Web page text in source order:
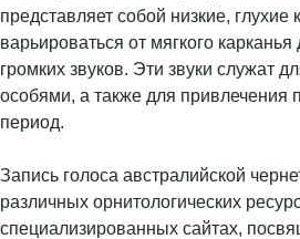
представляет собой низкие, глухие
варьироваться от мягкого
громких звуков. Эти звуки служат
особями, а также для привлечения
период.
Запись голоса австралийской
различных орнитологических
специализированных сайтах,